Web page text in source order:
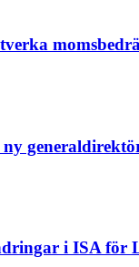
i ISA för